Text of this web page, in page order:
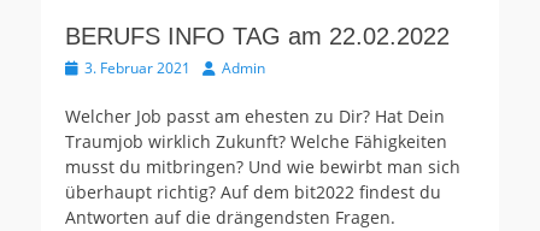
BERUFS INFO TAG am 22.02.2022
Veröffentlicht
3. Februar 2021 AutorAdmin
Welcher Job passt am ehesten zu Dir? Hat Dein
Traumjob wirklich Zukunft? Welche Fähigkeiten
musst du mitbringen? Und wie bewirbt man sich
überhaupt richtig? Auf dem bit2022 findest du
Antworten auf die drängendsten Fragen.